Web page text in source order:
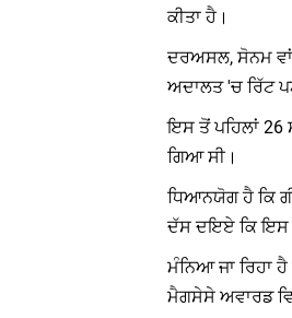
ਕੀਤਾ ਹੈ।
ਦਰਅਸਲ, ਸੋਨਮ
ਅਦਾਲਤ 'ਚ ਰਿੱਟ
ਇਸ ਤੋਂ ਪਹਿਲਾਂ 26
ਗਿਆ ਸੀ।
ਧਿਆਨਯੋਗ ਹੈ ਕਿ
ਦੱਸ ਦਇਏ ਕਿ ਇਸ
ਮੰਨਿਆ ਜਾ ਰਿਹਾ
ਮੈਗਸੇਸੇ ਅਵਾਰਡ